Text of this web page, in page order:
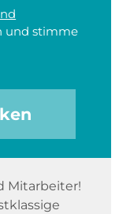
und stimme
Mitarbeiter!